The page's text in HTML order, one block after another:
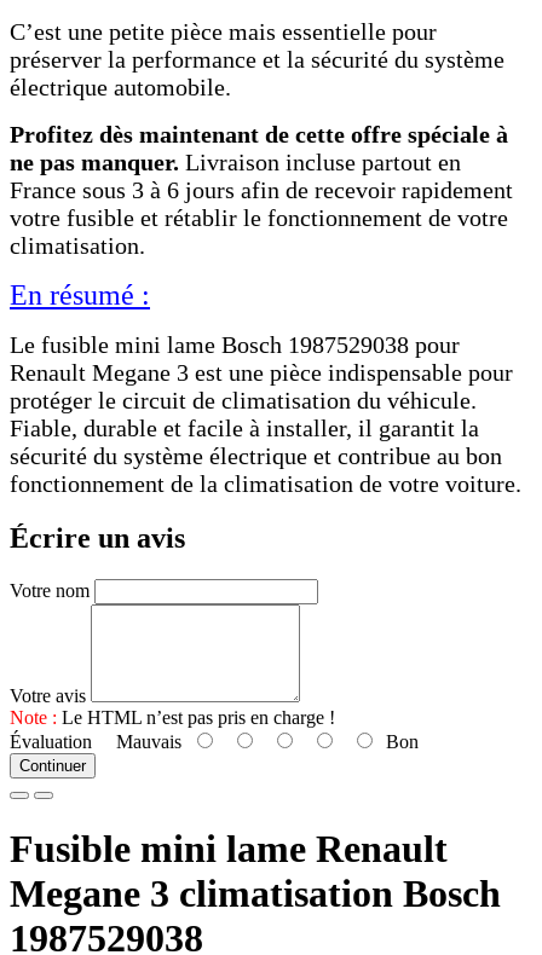
C’est une petite pièce mais essentielle pour
préserver la performance et la sécurité du système
électrique automobile.
Profitez dès maintenant de cette offre spéciale à
ne pas manquer. Livraison incluse partout en
France sous 3 à 6 jours afin de recevoir rapidement
votre fusible et rétablir le fonctionnement de votre
climatisation.
En résumé :
Le fusible mini lame Bosch 1987529038 pour
Renault Megane 3 est une pièce indispensable pour
protéger le circuit de climatisation du véhicule.
Fiable, durable et facile à installer, il garantit la
sécurité du système électrique et contribue au bon
fonctionnement de la climatisation de votre voiture.
Écrire un avis
Votre nom
Votre avis
Note : Le HTML n’est pas pris en charge !
Évaluation Mauvais Bon
Continuer
Fusible mini lame Renault
Megane 3 climatisation Bosch
1987529038